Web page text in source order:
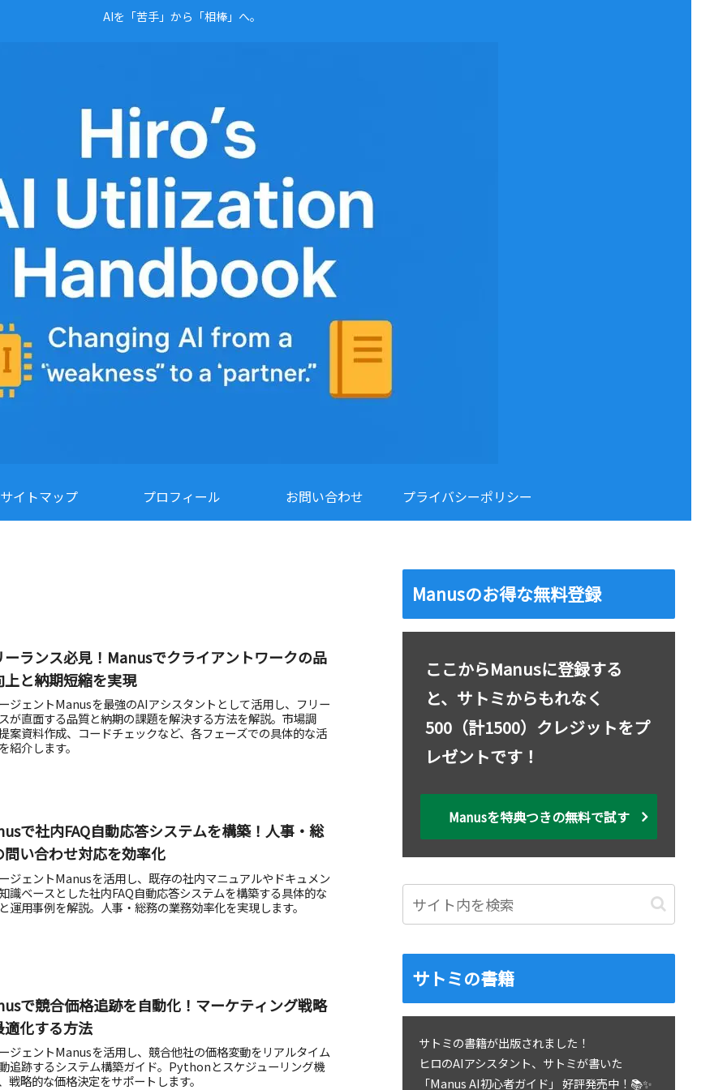
AIを「苦手」から「相棒」へ。
サイトマップ プロフィール お問い合わせ プライバシーポリシー
ーランス必見！Manusでクライアントワークの品
上と納期短縮を実現
ジェントManusを最強のAIアシスタントとして活用し、フリー
が直面する品質と納期の課題を解決する方法を解説。市場調
案資料作成、コードチェックなど、各フェーズでの具体的な活
紹介します。
で社内FAQ自動応答システムを構築！人事・総
問い合わせ対応を効率化
ジェントManusを活用し、既存の社内マニュアルやドキュメン
識ベースとした社内FAQ自動応答システムを構築する具体的な
運用事例を解説。人事・総務の業務効率化を実現します。
で競合価格追跡を自動化！マーケティング戦略
適化する方法
ジェントManusを活用し、競合他社の価格変動をリアルタイム
追跡するシステム構築ガイド。Pythonとスケジューリング機
戦略的な価格決定をサポートします。
Manusのお得な無料登録
ここからManusに登録する
と、サトミからもれなく
500（計1500）クレジットをプ
レゼントです！
Manusを特典つきの無料で試す
サトミの書籍
サトミの書籍が出版されました！
ヒロのAIアシスタント、サトミが書いた
「Manus AI初心者ガイド」 好評発売中！📚✨